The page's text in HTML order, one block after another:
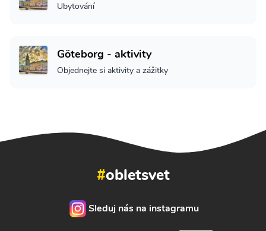
Ubytování
Göteborg - aktivity
Objednejte si aktivity a zážitky
#obletsvet
Sleduj nás na instagramu